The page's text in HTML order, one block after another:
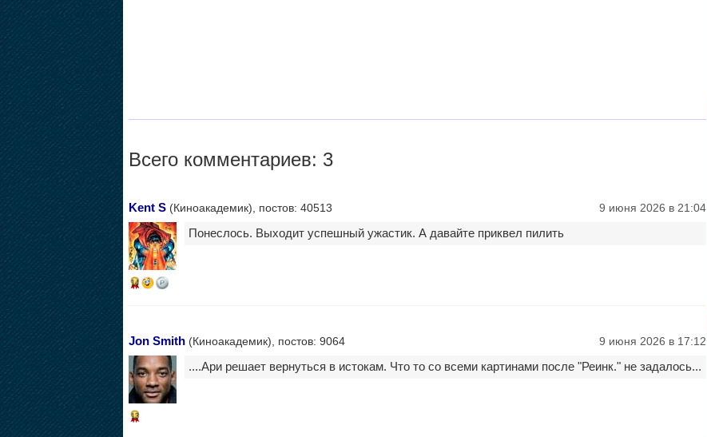
Всего комментариев: 3
Kent S(Киноакадемик), постов: 40513 9 июня 2026 в 21:04
14
Понеслось. Выходит успешный ужастик. А давайте приквел пилить
Jon Smith(Киноакадемик), постов: 9064 9 июня 2026 в 17:12
13
....Ари решает вернуться в истокам. Что то со всеми картинами после "Реинк." не задалось...